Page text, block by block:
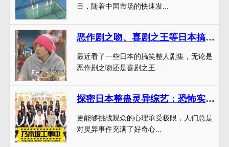
目，随着中国市场的快速发...
恶作剧之吻、喜剧之王等日本搞笑整人剧集推荐
最近看了一些日本的搞笑整人剧集，无论是
恶作剧之吻还是喜剧之王...
探密日本整蛊灵异综艺：恐怖实验室能挑战你的神经极限吗？
更能够挑战观众的心理承受极限，人们总是
对灵异事件充满了好奇心...